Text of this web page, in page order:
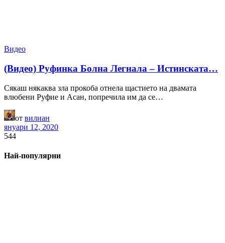
Видео
(Видео) Руфинка Болна Легнала – Истинската…
Сякаш някаква зла прокоба отнела щастието на двамата
влюбени Руфие и Асан, попречила им да се…
от вилиан
януари 12, 2020
544
Най-популярни